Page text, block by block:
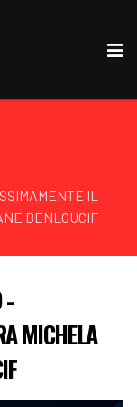
IL
BENLOUCIF
-
MICHELA